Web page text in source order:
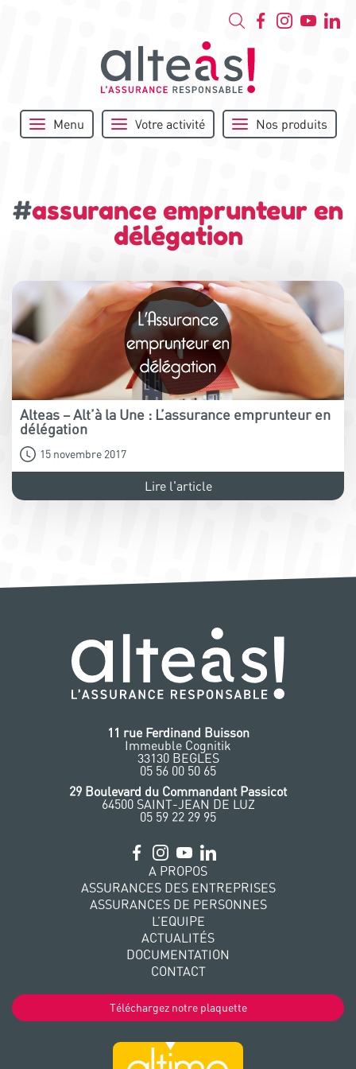
Menu Votre activité Nos produits
#assurance emprunteur en
délégation
Alteas – Alt’à la Une : L’assurance emprunteur en
délégation
15 novembre 2017
Lire l'article
11 rue Ferdinand Buisson
Immeuble Cognitik
33130 BEGLES
‭05 56 00 50 65
‭29 Boulevard du Commandant Passicot
64500 SAINT-JEAN DE LUZ
05 59 22 29 95
A PROPOS
ASSURANCES DES ENTREPRISES
ASSURANCES DE PERSONNES
L’EQUIPE
ACTUALITÉS
DOCUMENTATION
CONTACT
Téléchargez notre plaquette